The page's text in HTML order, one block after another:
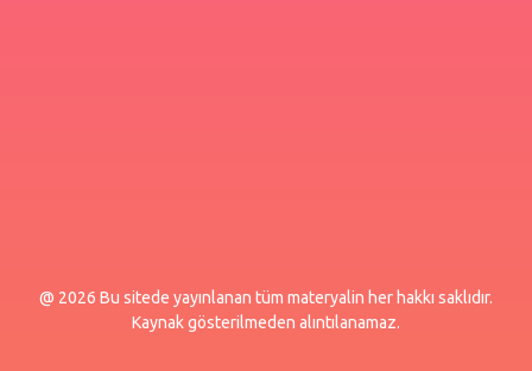
@ 2026 Bu sitede yayınlanan tüm materyalin her hakkı saklıdır.
Kaynak gösterilmeden alıntılanamaz.